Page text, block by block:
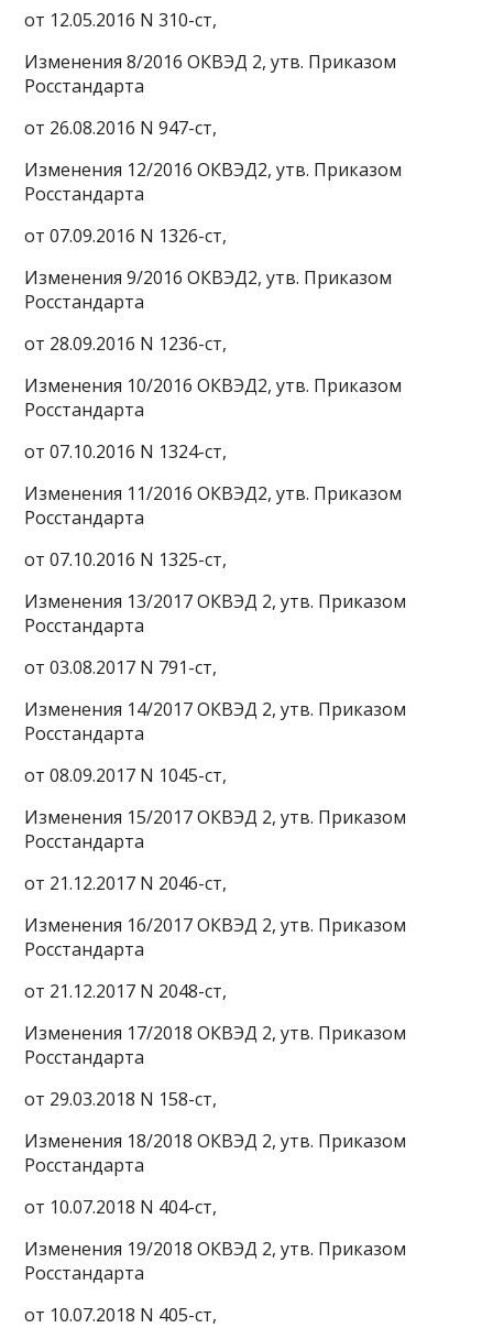
от 12.05.2016 N 310-ст,
Изменения 8/2016 ОКВЭД 2, утв. Приказом
Росстандарта
от 26.08.2016 N 947-ст,
Изменения 12/2016 ОКВЭД2, утв. Приказом
Росстандарта
от 07.09.2016 N 1326-ст,
Изменения 9/2016 ОКВЭД2, утв. Приказом
Росстандарта
от 28.09.2016 N 1236-ст,
Изменения 10/2016 ОКВЭД2, утв. Приказом
Росстандарта
от 07.10.2016 N 1324-ст,
Изменения 11/2016 ОКВЭД2, утв. Приказом
Росстандарта
от 07.10.2016 N 1325-ст,
Изменения 13/2017 ОКВЭД 2, утв. Приказом
Росстандарта
от 03.08.2017 N 791-ст,
Изменения 14/2017 ОКВЭД 2, утв. Приказом
Росстандарта
от 08.09.2017 N 1045-ст,
Изменения 15/2017 ОКВЭД 2, утв. Приказом
Росстандарта
от 21.12.2017 N 2046-ст,
Изменения 16/2017 ОКВЭД 2, утв. Приказом
Росстандарта
от 21.12.2017 N 2048-ст,
Изменения 17/2018 ОКВЭД 2, утв. Приказом
Росстандарта
от 29.03.2018 N 158-ст,
Изменения 18/2018 ОКВЭД 2, утв. Приказом
Росстандарта
от 10.07.2018 N 404-ст,
Изменения 19/2018 ОКВЭД 2, утв. Приказом
Росстандарта
от 10.07.2018 N 405-ст,